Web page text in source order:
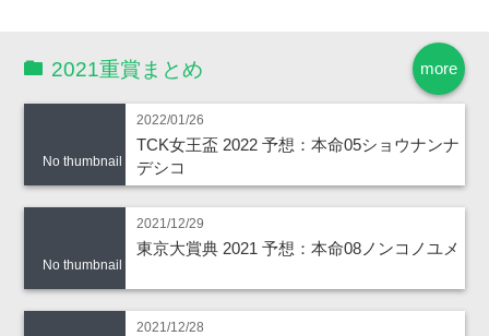
more
2021重賞まとめ
No thumbnail
2022/01/26
TCK女王盃 2022 予想：本命05ショウナンナ
デシコ
No thumbnail
2021/12/29
東京大賞典 2021 予想：本命08ノンコノユメ
2021/12/28